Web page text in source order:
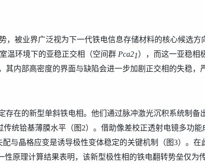
，被业界广泛视为下一代铁电信息存储材料的核心候选方
温环境下的亚稳正交相（空间群 Pca21），而这一亚稳相
其内部高密度的界面与缺陷会进一步加剧正交相的失稳，
存在的新型单斜铁电相。他们 通过脉冲激光沉积系统制备
传统铪基薄膜水平 （图 2） 。借助像差校正透射电镜多功能
配与晶格应变是诱导极性变体稳定的关键机制 （图3） 。在
性原理计算结果表明，该新型极性相的铁电翻转势垒仅为